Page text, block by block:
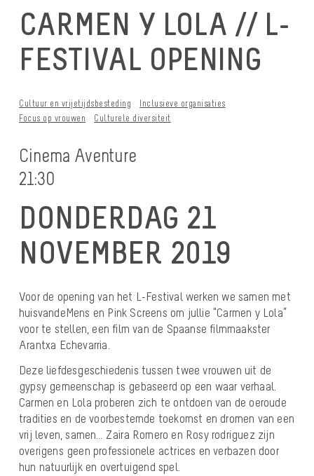
CARMEN Y LOLA // L-
FESTIVAL OPENING
Cultuur en vrijetijdsbesteding
Inclusieve organisaties
Focus op vrouwen
Culturele diversiteit
Cinema Aventure
21:30
DONDERDAG 21
NOVEMBER 2019
Voor de opening van het L-Festival werken we samen met
huisvandeMens en Pink Screens om jullie “Carmen y Lola”
voor te stellen, een film van de Spaanse filmmaakster
Arantxa Echevarria.
Deze liefdesgeschiedenis tussen twee vrouwen uit de
gypsy gemeenschap is gebaseerd op een waar verhaal.
Carmen en Lola proberen zich te ontdoen van de oeroude
tradities en de voorbestemde toekomst en dromen van een
vrij leven, samen… Zaira Romero en Rosy rodriguez zijn
overigens geen professionele actrices en verbazen door
hun natuurlijk en overtuigend spel.